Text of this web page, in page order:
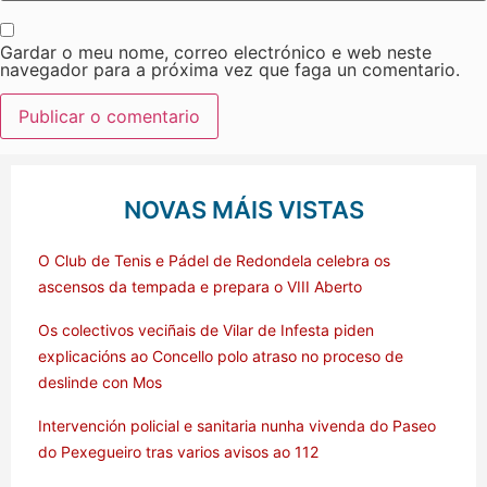
Gardar o meu nome, correo electrónico e web neste
navegador para a próxima vez que faga un comentario.
NOVAS MÁIS VISTAS
O Club de Tenis e Pádel de Redondela celebra os
ascensos da tempada e prepara o VIII Aberto
Os colectivos veciñais de Vilar de Infesta piden
explicacións ao Concello polo atraso no proceso de
deslinde con Mos
Intervención policial e sanitaria nunha vivenda do Paseo
do Pexegueiro tras varios avisos ao 112